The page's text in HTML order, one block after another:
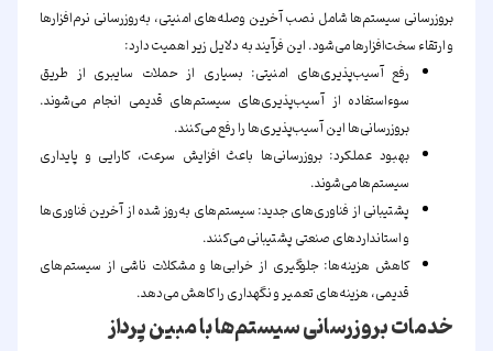
بروزرسانی سیستم‌ها شامل نصب آخرین وصله‌های امنیتی، به‌روزرسانی نرم‌افزارها
و ارتقاء سخت‌افزارها می‌شود. این فرآیند به دلایل زیر اهمیت دارد:
رفع آسیب‌پذیری‌های امنیتی: بسیاری از حملات سایبری از طریق
سوءاستفاده از آسیب‌پذیری‌های سیستم‌های قدیمی انجام می‌شوند.
بروزرسانی‌ها این آسیب‌پذیری‌ها را رفع می‌کنند.
بهبود عملکرد: بروزرسانی‌ها باعث افزایش سرعت، کارایی و پایداری
سیستم‌ها می‌شوند.
پشتیبانی از فناوری‌های جدید:سیستم‌های به‌روز شده از آخرین فناوری‌ها
و استانداردهای صنعتی پشتیبانی می‌کنند.
کاهش هزینه‌ها: جلوگیری از خرابی‌ها و مشکلات ناشی از سیستم‌های
قدیمی، هزینه‌های تعمیر و نگهداری را کاهش می‌دهد.
خدمات بروزرسانی سیستم‌ها با مبین پرداز